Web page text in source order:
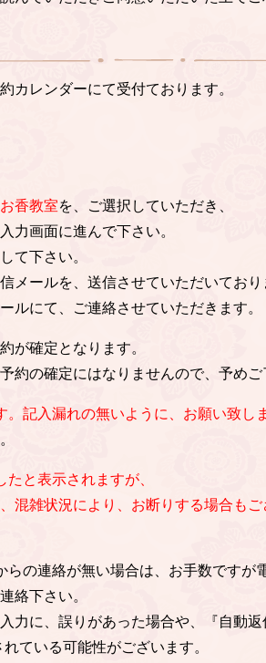
カレンダーにて受付ております。
お香教室を、ご選択していただき、
力画面に進んで下さい。
て下さい。
メールを、送信させていただいており
ルにて、ご連絡させていただきます。
が確定となります。
約の確定にはなりませんので、予めご
記入漏れの無いように、お願い致し
と表示されますが、
混雑状況により、お断りする場合も
の連絡が無い場合は、お手数ですが
絡下さい。
力に、誤りがあった場合や、『自動
ている可能性がございます。